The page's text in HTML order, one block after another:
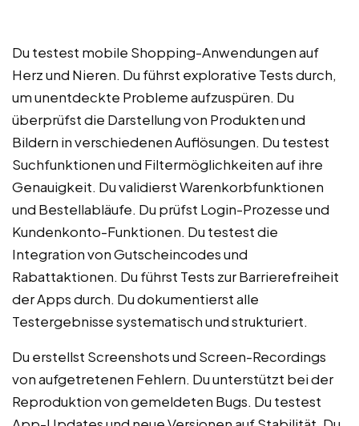
Du testest mobile Shopping-Anwendungen auf
Herz und Nieren. Du führst explorative Tests durch,
um unentdeckte Probleme aufzuspüren. Du
überprüfst die Darstellung von Produkten und
Bildern in verschiedenen Auflösungen. Du testest
Suchfunktionen und Filtermöglichkeiten auf ihre
Genauigkeit. Du validierst Warenkorbfunktionen
und Bestellabläufe. Du prüfst Login-Prozesse und
Kundenkonto-Funktionen. Du testest die
Integration von Gutscheincodes und
Rabattaktionen. Du führst Tests zur Barrierefreiheit
der Apps durch. Du dokumentierst alle
Testergebnisse systematisch und strukturiert.
Du erstellst Screenshots und Screen-Recordings
von aufgetretenen Fehlern. Du unterstützt bei der
Reproduktion von gemeldeten Bugs. Du testest